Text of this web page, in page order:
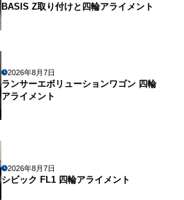
BASIS Z取り付けと四輪アライメント
2026年8月7日
ランサーエボリューションワゴン 四輪
アライメント
2026年8月7日
シビック FL1 四輪アライメント